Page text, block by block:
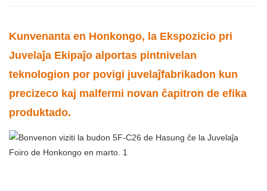
Kunvenanta en Honkongo, la Ekspozicio pri
Juvelaĵa Ekipaĵo alportas pintnivelan
teknologion por povigi juvelaĵfabrikadon kun
precizeco kaj malfermi novan ĉapitron de efika
produktado.